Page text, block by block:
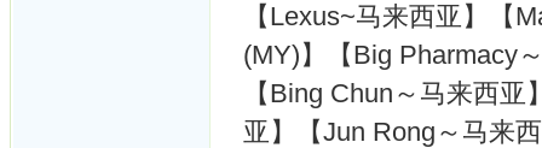
【Lexus~马来西亚】【
(MY)】【Big Pharmacy
【Bing Chun～马来西
亚】【Jun Rong～马来